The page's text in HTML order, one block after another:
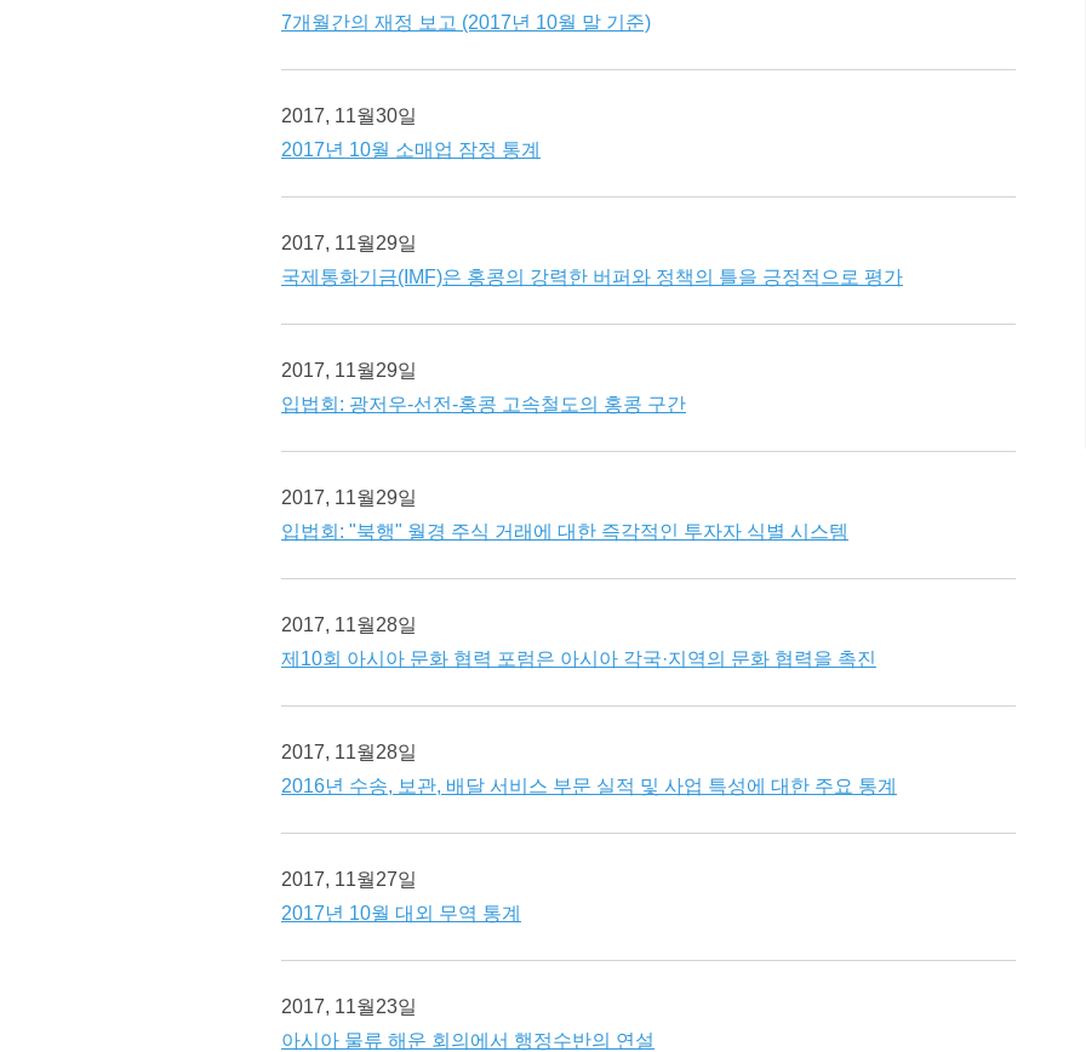
7개월간의 재정 보고 (2017년 10월 말 기준)
2017, 11월30일
2017년 10월 소매업 잠정 통계
2017, 11월29일
국제통화기금(IMF)은 홍콩의 강력한 버퍼와 정책의 틀을 긍정적으로 평가
2017, 11월29일
입법회: 광저우-선전-홍콩 고속철도의 홍콩 구간
2017, 11월29일
입법회: "북행" 월경 주식 거래에 대한 즉각적인 투자자 식별 시스템
2017, 11월28일
제10회 아시아 문화 협력 포럼은 아시아 각국·지역의 문화 협력을 촉진
2017, 11월28일
2016년 수송, 보관, 배달 서비스 부문 실적 및 사업 특성에 대한 주요 통계
2017, 11월27일
2017년 10월 대외 무역 통계
2017, 11월23일
아시아 물류 해운 회의에서 행정수반의 연설